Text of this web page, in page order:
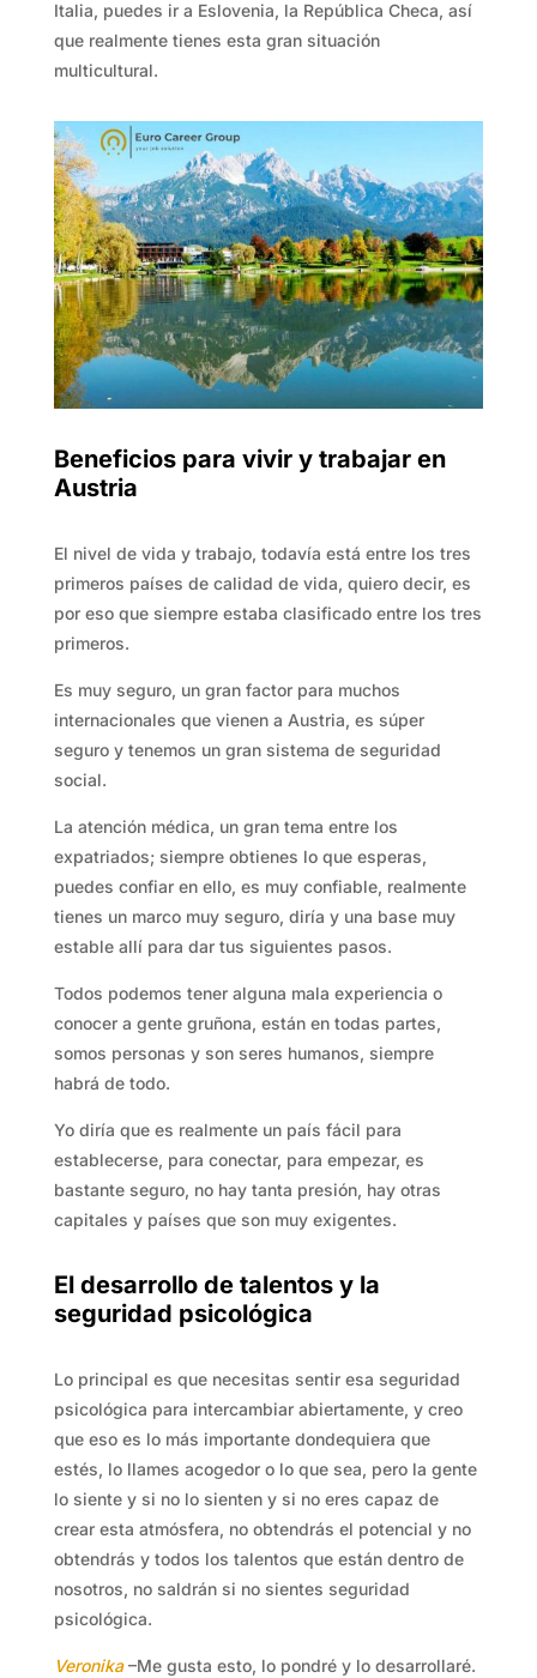
Italia, puedes ir a Eslovenia, la República Checa, así
que realmente tienes esta gran situación
multicultural.
Beneficios para vivir y trabajar en
Austria
El nivel de vida y trabajo, todavía está entre los tres
primeros países de calidad de vida, quiero decir, es
por eso que siempre estaba clasificado entre los tres
primeros.
Es muy seguro, un gran factor para muchos
internacionales que vienen a Austria, es súper
seguro y tenemos un gran sistema de seguridad
social.
La atención médica, un gran tema entre los
expatriados; siempre obtienes lo que esperas,
puedes confiar en ello, es muy confiable, realmente
tienes un marco muy seguro, diría y una base muy
estable allí para dar tus siguientes pasos.
Todos podemos tener alguna mala experiencia o
conocer a gente gruñona, están en todas partes,
somos personas y son seres humanos, siempre
habrá de todo.
Yo diría que es realmente un país fácil para
establecerse, para conectar, para empezar, es
bastante seguro, no hay tanta presión, hay otras
capitales y países que son muy exigentes.
El desarrollo de talentos y la
seguridad psicológica
Lo principal es que necesitas sentir esa seguridad
psicológica para intercambiar abiertamente, y creo
que eso es lo más importante dondequiera que
estés, lo llames acogedor o lo que sea, pero la gente
lo siente y si no lo sienten y si no eres capaz de
crear esta atmósfera, no obtendrás el potencial y no
obtendrás y todos los talentos que están dentro de
nosotros, no saldrán si no sientes seguridad
psicológica.
Veronika –Me gusta esto, lo pondré y lo desarrollaré.